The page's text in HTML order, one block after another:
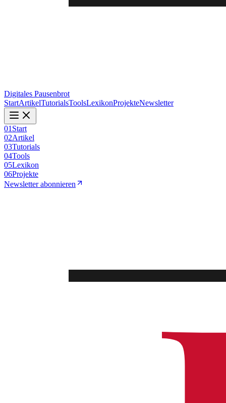
Digitales Pausenbrot
StartArtikelTutorialsToolsLexikonProjekteNewsletter
01 Start
02Artikel
03Tutorials
04Tools
05Lexikon
06Projekte
Newsletter abonnieren